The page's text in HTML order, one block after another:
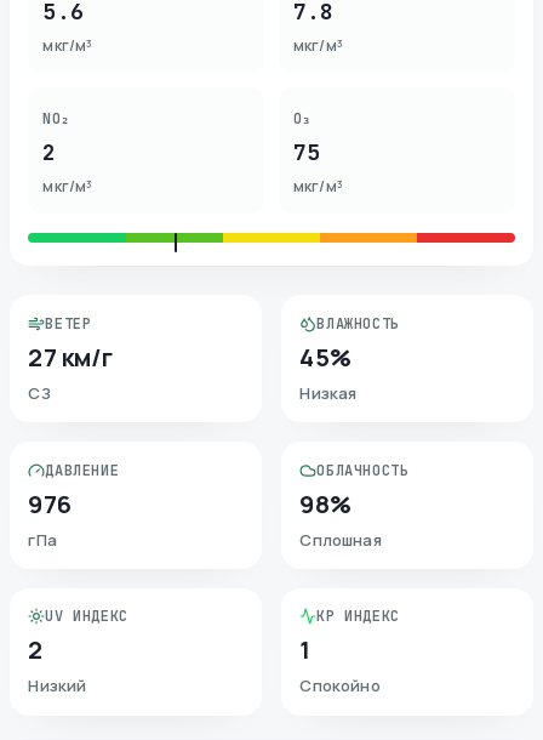
5.6
мкг/м³
7.8
мкг/м³
NO₂
2
мкг/м³
O₃
75
мкг/м³
ВЕТЕР
27 км/г
СЗ
ВЛАЖНОСТЬ
45%
Низкая
ДАВЛЕНИЕ
976
гПа
ОБЛАЧНОСТЬ
98%
Сплошная
UV ИНДЕКС
2
Низкий
KP ИНДЕКС
1
Спокойно